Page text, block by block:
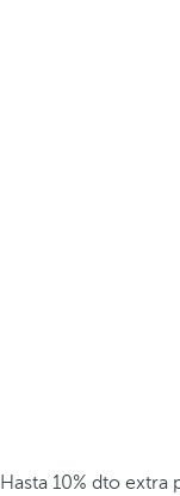
Hasta 10% dto